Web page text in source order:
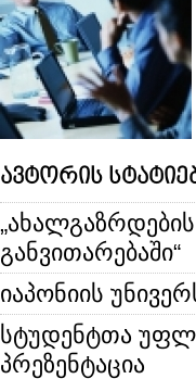
ავტორის
განვითარებაში“
იაპონიის
სტუდენტთა
პრეზენტაცია